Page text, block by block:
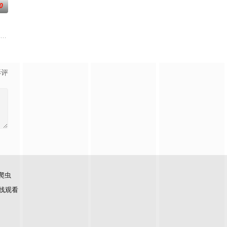
感发展。此外，佐野的
看了吧。” 明仁
虫
观看